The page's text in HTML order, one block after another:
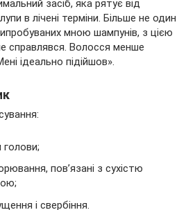
засіб, яка рятує від
в лічені терміни. Більше не один
мною шампунів, з цією
справлявся. Волосся менше
ідеально підійшов».
голови;
пов’язані з сухістю
і свербіння.